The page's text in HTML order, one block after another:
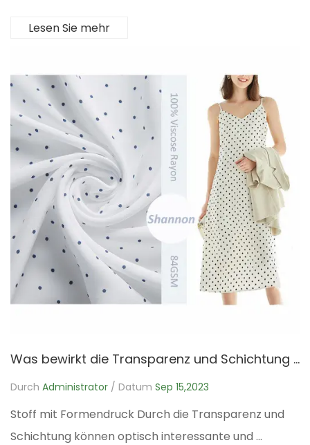
Lesen Sie mehr
Was bewirkt die Transparenz und Schichtung von Shapes Print Fabric?
Durch Administrator / Datum Sep 15,2023
Stoff mit Formendruck Durch die Transparenz und
Schichtung können optisch interessante und ...